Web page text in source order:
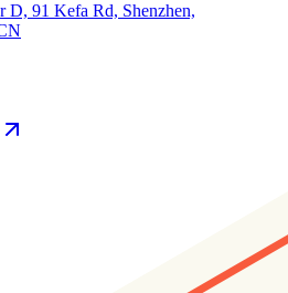
D, 91 Kefa Rd, Shenzhen,